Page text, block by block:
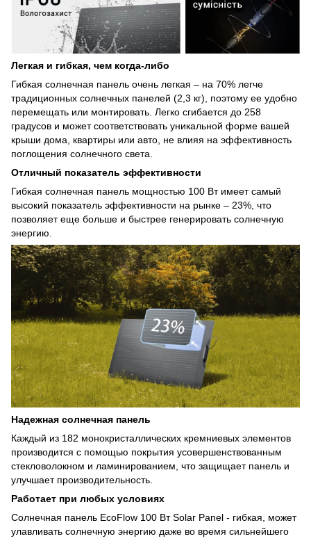
Легкая и гибкая, чем когда-либо
Гибкая солнечная панель очень легкая – на 70% легче
традиционных солнечных панелей (2,3 кг), поэтому ее удобно
перемещать или монтировать. Легко сгибается до 258
градусов и может соответствовать уникальной форме вашей
крыши дома, квартиры или авто, не влияя на эффективность
поглощения солнечного света.
Отличный показатель эффективности
Гибкая солнечная панель мощностью 100 Вт имеет самый
высокий показатель эффективности на рынке – 23%, что
позволяет еще больше и быстрее генерировать солнечную
энергию.
Надежная солнечная панель
Каждый из 182 монокристаллических кремниевых элементов
производится с помощью покрытия усовершенствованным
стекловолокном и ламинированием, что защищает панель и
улучшает производительность.
Работает при любых условиях
Солнечная панель EcoFlow 100 Вт Solar Panel - гибкая, может
улавливать солнечную энергию даже во время сильнейшего